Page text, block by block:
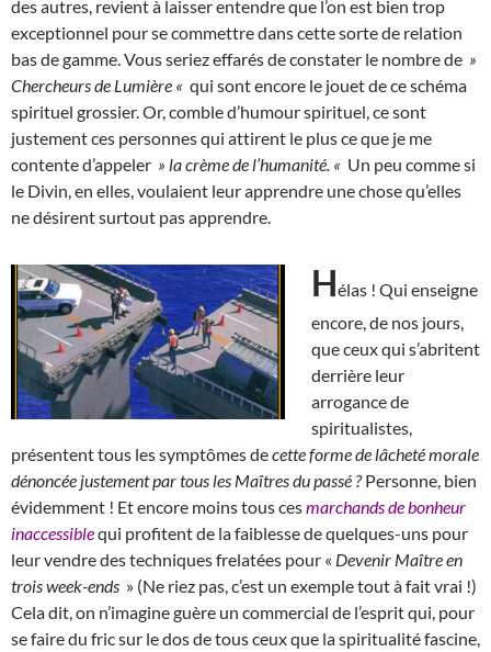
des autres, revient à laisser entendre que l’on est bien trop
exceptionnel pour se commettre dans cette sorte de relation
bas de gamme. Vous seriez effarés de constater le nombre de »
Chercheurs de Lumière « qui sont encore le jouet de ce schéma
spirituel grossier. Or, comble d’humour spirituel, ce sont
justement ces personnes qui attirent le plus ce que je me
contente d’appeler » la crème de l’humanité. « Un peu comme si
le Divin, en elles, voulaient leur apprendre une chose qu’elles
ne désirent surtout pas apprendre.
Hélas ! Qui enseigne
encore, de nos jours,
que ceux qui s’abritent
derrière leur
arrogance de
spiritualistes,
présentent tous les symptômes decette forme de lâcheté morale
dénoncée justement par tous les Maîtres du passé ?Personne, bien
évidemment ! Et encore moins tous cesmarchands de bonheur
inaccessiblequi profitent de la faiblesse de quelques-uns pour
leur vendre des techniques frelatées pour « Devenir Maître en
trois week-ends » (Ne riez pas, c’est un exemple tout à fait vrai !)
Cela dit, on n’imagine guère un commercial de l’esprit qui, pour
se faire du fric sur le dos de tous ceux que la spiritualité fascine,